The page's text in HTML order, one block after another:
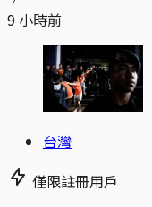
9 小時前
台灣
僅限註冊用戶